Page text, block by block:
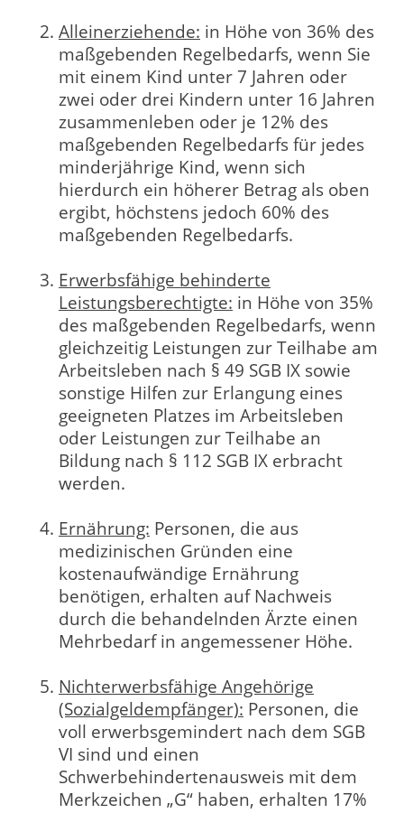
Alleinerziehende: in Höhe von 36% des
maßgebenden Regelbedarfs, wenn Sie
mit einem Kind unter 7 Jahren oder
zwei oder drei Kindern unter 16 Jahren
zusammenleben oder je 12% des
maßgebenden Regelbedarfs für jedes
minderjährige Kind, wenn sich
hierdurch ein höherer Betrag als oben
ergibt, höchstens jedoch 60% des
maßgebenden Regelbedarfs.
Erwerbsfähige behinderte
Leistungsberechtigte: in Höhe von 35%
des maßgebenden Regelbedarfs, wenn
gleichzeitig Leistungen zur Teilhabe am
Arbeitsleben nach § 49 SGB IX sowie
sonstige Hilfen zur Erlangung eines
geeigneten Platzes im Arbeitsleben
oder Leistungen zur Teilhabe an
Bildung nach § 112 SGB IX erbracht
werden.
Ernährung: Personen, die aus
medizinischen Gründen eine
kostenaufwändige Ernährung
benötigen, erhalten auf Nachweis
durch die behandelnden Ärzte einen
Mehrbedarf in angemessener Höhe.
Nichterwerbsfähige Angehörige
(Sozialgeldempfänger): Personen, die
voll erwerbsgemindert nach dem SGB
VI sind und einen
Schwerbehindertenausweis mit dem
Merkzeichen „G“ haben, erhalten 17%